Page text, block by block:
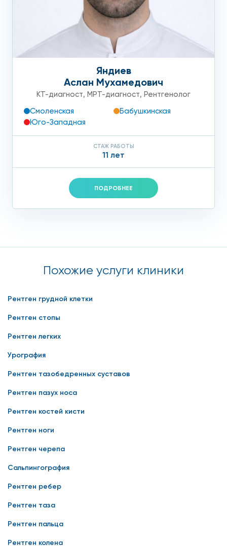
Яндиев
Аслан Мухамедович
КТ-диагност, МРТ-диагност, Рентгенолог
Смоленская
Бабушкинская
Юго-Западная
СТАЖ РАБОТЫ
11 лет
ПОДРОБНЕЕ
Похожие услуги клиники
Рентген грудной клетки
Рентген стопы
Рентген легких
Урография
Рентген тазобедренных суставов
Рентген пазух носа
Рентген костей кисти
Рентген ноги
Рентген черепа
Сальпингография
Рентген ребер
Рентген таза
Рентген пальца
Рентген колена